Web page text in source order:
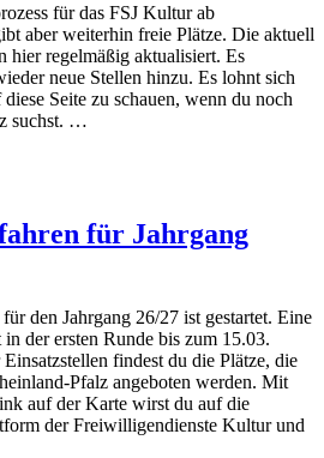
für das FSJ Kultur ab
aber weiterhin freie Plätze. Die aktuell
hier regelmäßig aktualisiert. Es
neue Stellen hinzu. Es lohnt sich
Seite zu schauen, wenn du noch
suchst. …
für Jahrgang
den Jahrgang 26/27 ist gestartet. Eine
der ersten Runde bis zum 15.03.
findest du die Plätze, die
Pfalz angeboten werden. Mit
auf der Karte wirst du auf die
der Freiwilligendienste Kultur und